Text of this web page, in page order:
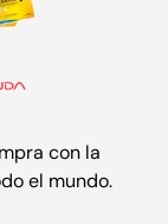
con la
el mundo.